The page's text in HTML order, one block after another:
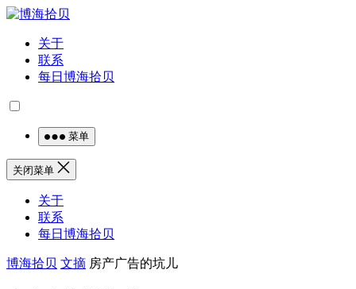
关于
联系
每日博海拾贝
菜单
关闭菜单
关于
联系
每日博海拾贝
博海拾贝 文摘 房产广告的坑儿